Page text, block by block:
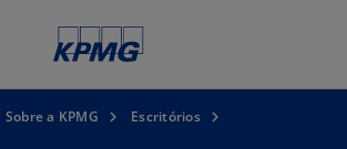
Sobre a KPMG
Escritórios